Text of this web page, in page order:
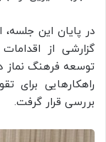
در پایان این
گزارشی از
توسعه فرهنگ نماز
راهکارهایی برای
بررسی قرار گرفت.